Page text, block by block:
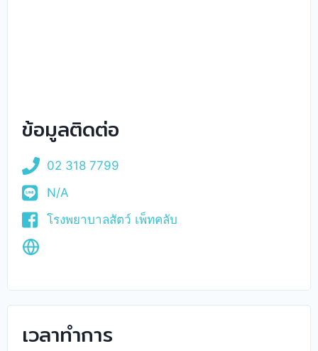
ข้อมูลติดต่อ
02 318 7799
N/A
โรงพยาบาลสัตว์ เพ็ทคลับ
เวลาทำการ